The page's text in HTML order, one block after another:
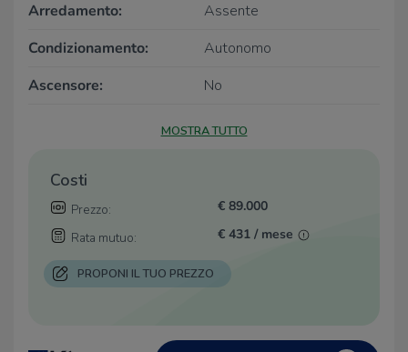
Arredamento:
Assente
Condizionamento:
Autonomo
Ascensore:
No
MOSTRA TUTTO
Costi
Prezzo:
€ 89.000
Rata mutuo:
€ 431 / mese
PROPONI IL TUO PREZZO